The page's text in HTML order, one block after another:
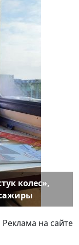
колес»,
Реклама на сайте